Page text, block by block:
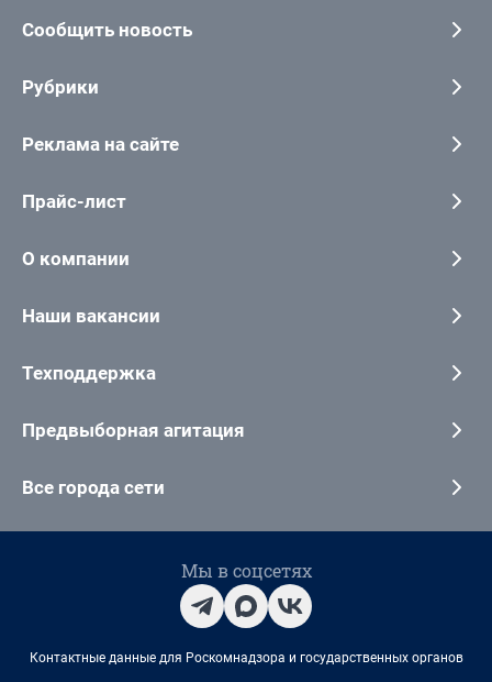
Сообщить новость
Рубрики
Реклама на сайте
Прайс-лист
О компании
Наши вакансии
Техподдержка
Предвыборная агитация
Все города сети
Мы в соцсетях
Контактные данные для Роскомнадзора и государственных органов